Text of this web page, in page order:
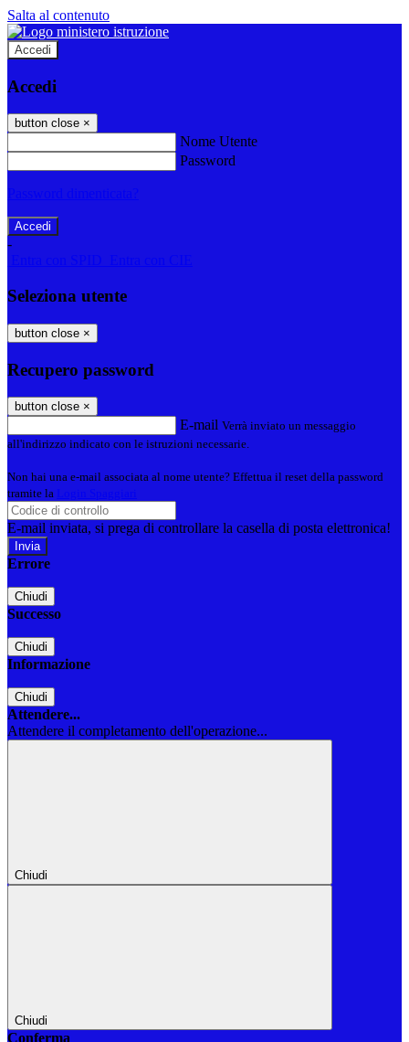
Salta al contenuto
Accedi
Accedi
button close ×
Nome Utente
Password
-
Seleziona utente
button close ×
Recupero password
button close ×
E-mail Verrà inviato un messaggio
all'indirizzo indicato con le istruzioni necessarie.
Non hai una e-mail associata al nome utente? Effettua il reset della password
tramite la
E-mail inviata, si prega di controllare la casella di posta elettronica!
Errore
Chiudi
Successo
Chiudi
Informazione
Chiudi
Attendere...
Attendere il completamento dell'operazione...
Chiudi
Chiudi
Conferma